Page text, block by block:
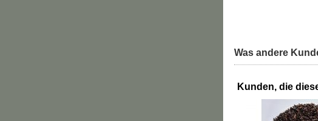
Was andere
Kunden, die